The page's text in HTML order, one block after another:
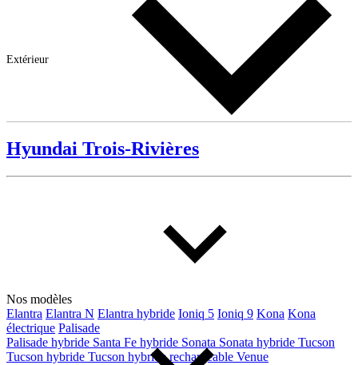
Extérieur
Hyundai Trois-Rivières
Nos modèles
Elantra Elantra N Elantra hybride Ioniq 5 Ioniq 9 Kona Kona
électrique Palisade
Palisade hybride Santa Fe hybride Sonata Sonata hybride Tucson
Tucson hybride Tucson hybride rechargeable Venue